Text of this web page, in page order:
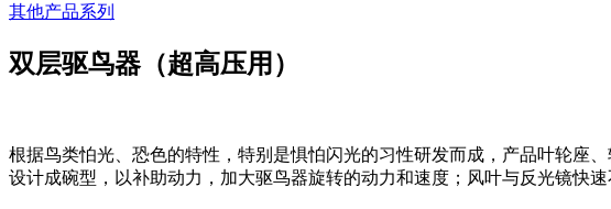
其他产品系列
双层驱鸟器（超高压用）
根据鸟类怕光、恐色的特性，特别是惧怕闪光的习性研发而成，产品叶轮座
设计成碗型，以补助动力，加大驱鸟器旋转的动力和速度；风叶与反光镜快